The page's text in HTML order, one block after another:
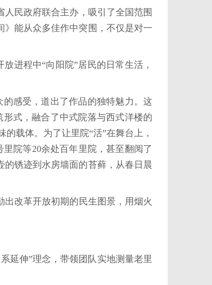
民政府联合主办，吸引了全国范围
》能从众多佳作中突围，不仅是对一
进程中“向阳院”居民的日常生活，
感受，道出了作品的独特魅力。这
式，融合了中式院落与西式洋楼的
载体。为了让里院“活”在舞台上，
院等20余处百年里院，甚至翻阅了
锈迹到水房墙面的苔藓，从春日晨
改革开放初期的民生图景，用烟火
延伸”理念，带领团队实地测量老里